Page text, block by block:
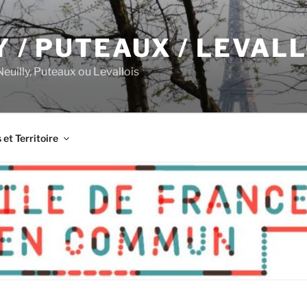
/ PUTEAUX /
Puteaux ou Levallois
et Territoire